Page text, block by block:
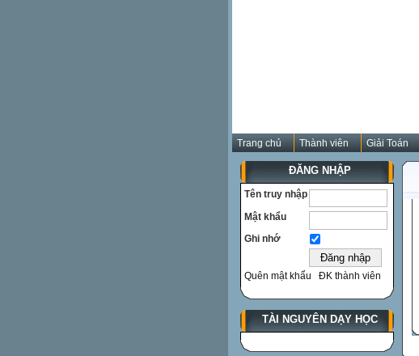
Trang chủ Thành viên Giải Toán
ĐĂNG NHẬP
Tên truy nhập
Mật khẩu
Ghi nhớ
Quên mật khẩu ĐK thành viên
TÀI NGUYÊN DẠY HỌC